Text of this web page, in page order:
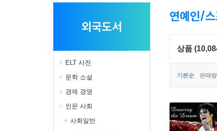
외국도서
ELT 사전
문학 소설
경제 경영
인문 사회
사회일반
연예인/
상품
기본순 판매